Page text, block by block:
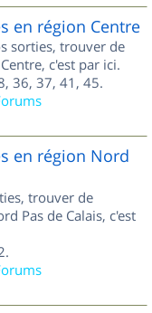
en région Centre
sorties, trouver de
c'est par ici.
36, 37, 41, 45.
en région Nord
trouver de
Pas de Calais, c'est